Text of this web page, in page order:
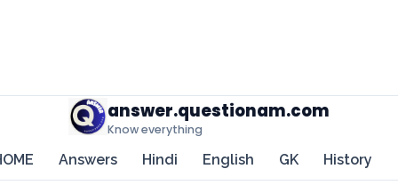
answer.questionam.com
Know everything
Answers Hindi English GK History